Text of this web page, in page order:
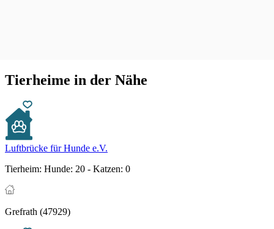
Tierheime in der Nähe
Luftbrücke für Hunde e.V.
Tierheim: Hunde: 20 - Katzen: 0
Grefrath (47929)